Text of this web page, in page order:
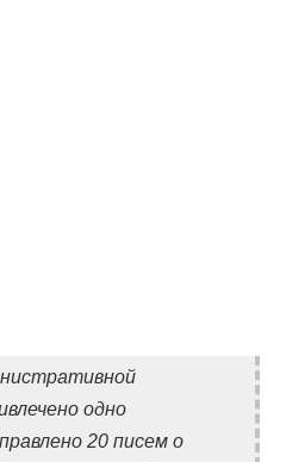
одно
20 писем о